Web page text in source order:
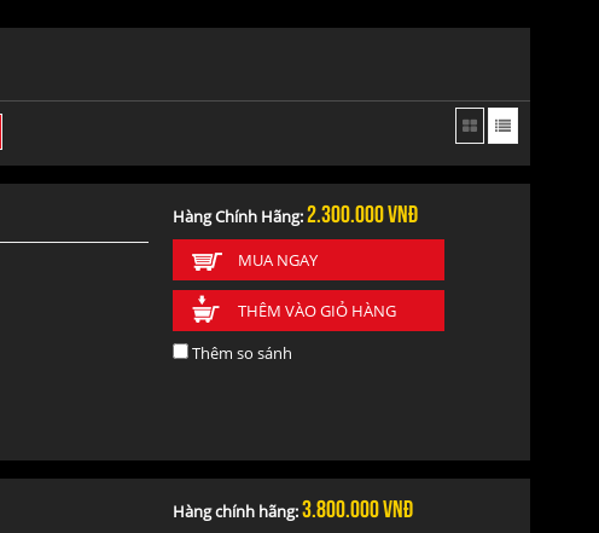
Hàng Chính Hãng:2.300.000vnđ
MUA NGAY
THÊM VÀO GIỎ HÀNG
Thêm so sánh
Hàng chính hãng:3.800.000vnđ